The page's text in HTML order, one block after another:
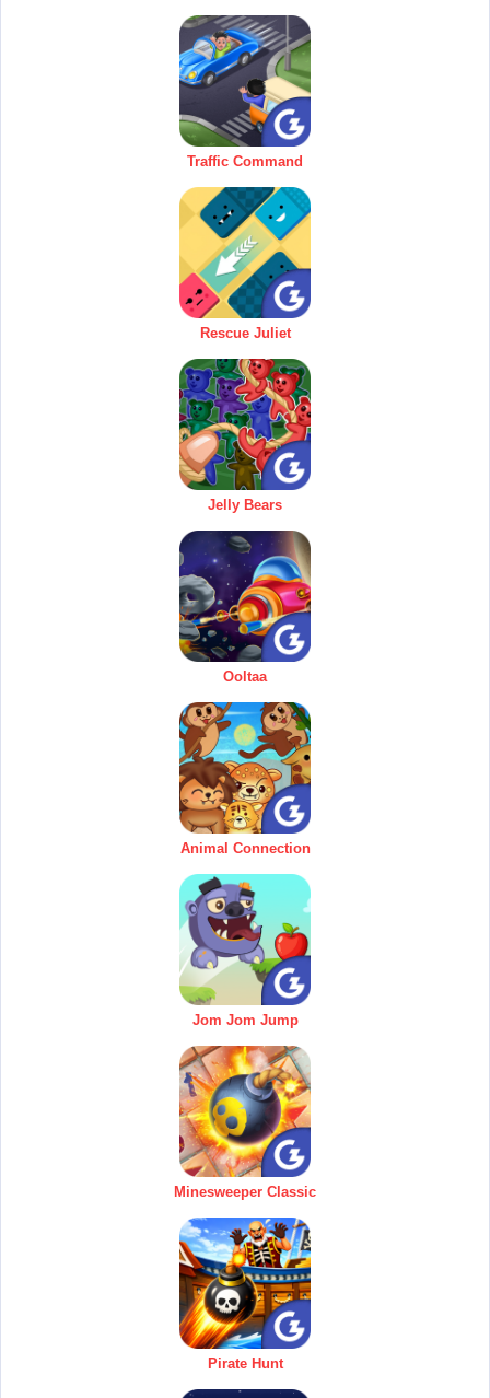
Traffic Command
Rescue Juliet
Jelly Bears
Ooltaa
Animal Connection
Jom Jom Jump
Minesweeper Classic
Pirate Hunt